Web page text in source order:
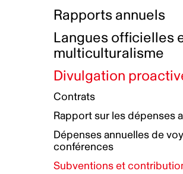
Initiatives
Plan de réconciliation
Groupe de travail
Principes directeurs
harcèlement
Plan d’action pour la
Plan d'équité, de
d'inclusion et
Boîte à outils pour le récit
Collecte de données et
Plan d'accessibilité
Rémunération et
Prix et certifications
Nos valeurs
Rapports annuels
Langues officielles
multiculturalisme
Divulgation
Contrats
Rapport sur les dépenses
Dépenses annuelles de
conférences
Subventions et